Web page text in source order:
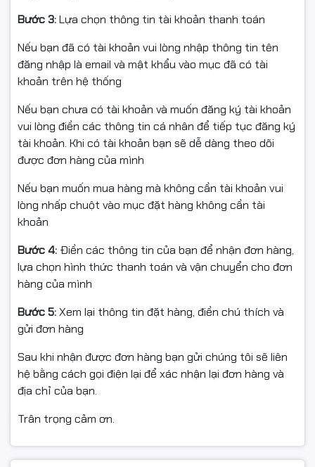
kiện/hộp/tem; không can thiệp phần cứng/phần mềm.
Phạm vi:
Đổi/Hoàn sau khi kỹ thuật kiểm tra & xác nhận lỗi.
Không áp dụng với vật tư tiêu hao đã sử dụng (mực)
trừ lỗi NSX.
Bước 3:Lựa chọn thông tin tài khoản thanh toán
Nếu bạn đã có tài khoản vui lòng nhập thông tin tên
đăng nhập là email và mật khẩu vào mục đã có tài
khoản trên hệ thống
Nếu bạn chưa có tài khoản và muốn đăng ký tài khoản
vui lòng điền các thông tin cá nhân để tiếp tục đăng ký
tài khoản. Khi có tài khoản bạn sẽ dễ dàng theo dõi
được đơn hàng của mình
Nếu bạn muốn mua hàng mà không cần tài khoản vui
lòng nhấp chuột vào mục đặt hàng không cần tài
khoản
Bước 4: Điền các thông tin của bạn để nhận đơn hàng,
lựa chọn hình thức thanh toán và vận chuyển cho đơn
hàng của mình
Bước 5:Xem lại thông tin đặt hàng, điền chú thích và
gửi đơn hàng
Sau khi nhận được đơn hàng bạn gửi chúng tôi sẽ liên
hệ bằng cách gọi điện lại để xác nhận lại đơn hàng và
địa chỉ của bạn.
Trân trọng cảm ơn.